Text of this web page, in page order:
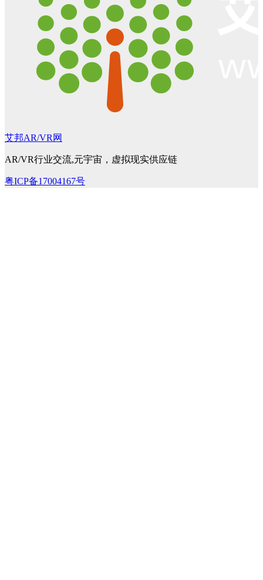
艾邦AR/VR网
AR/VR行业交流,元宇宙，虚拟现实供应链
粤ICP备17004167号